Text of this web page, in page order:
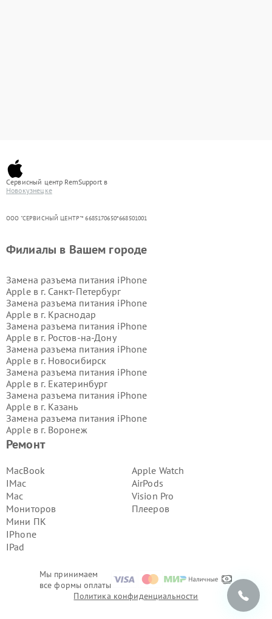
Сервисный центр RemSupport в
Новокузнецке
ООО "СЕРВИСНЫЙ ЦЕНТР"* 6685170650*668501001
Мы принимаем
все формы оплаты
Ремонт
MacBook
IMac
Mac
Мониторов
Мини ПК
IPhone
IPad
Apple Watch
AirPods
Vision Pro
Плееров
Филиалы в Вашем городе
Замена разъема питания iPhone
Apple в г. Санкт-Петербург
Замена разъема питания iPhone
Apple в г. Краснодар
Замена разъема питания iPhone
Apple в г. Ростов-на-Дону
Замена разъема питания iPhone
Apple в г. Новосибирск
Замена разъема питания iPhone
Apple в г. Екатеринбург
Замена разъема питания iPhone
Apple в г. Казань
Замена разъема питания iPhone
Apple в г. Воронеж
Замена разъема питания iPhone
Замена разъема питания iPhone
Apple в г.
Замена разъема питания iPhone
Apple в г.
Замена разъема питания iPhone
Apple в г.
Замена разъема питания iPhone
Apple в г.
Apple в г.
Замена разъема питания iPhone
Apple в г.Тюмень
Замена разъема питания iPhone
Политика конфиденциальности